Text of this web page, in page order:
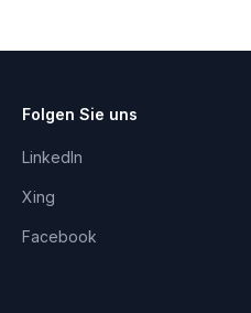
Folgen Sie uns
LinkedIn
Xing
Facebook